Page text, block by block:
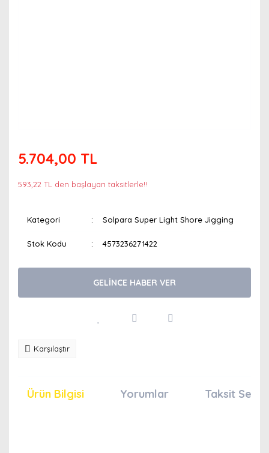
5.704,00 TL
593,22 TL den başlayan taksitlerle!!
Kategori Solpara Super Light Shore Jigging
Stok Kodu 4573236271422
GELİNCE HABER VER
Karşılaştır
Ürün Bilgisi Yorumlar Taksit